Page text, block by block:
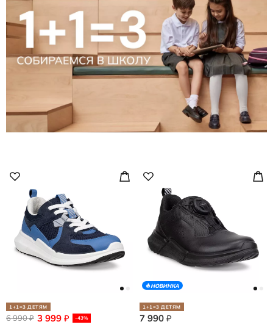
1+1=3 ДЕТЯМ
3 999 ₽ -43%
6 990₽
НОВИНКА
1+1=3 ДЕТЯМ
7 990 ₽